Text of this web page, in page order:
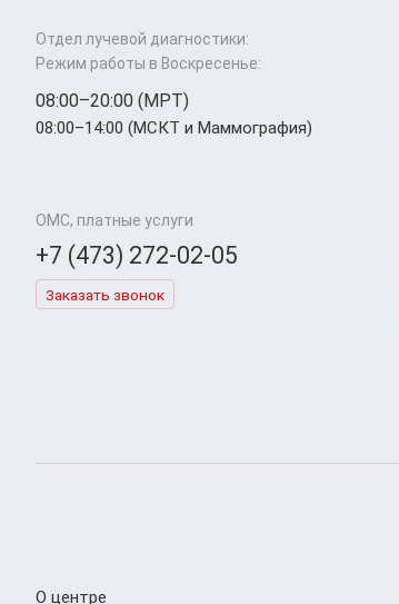
Отдел лучевой диагностики:
Режим работы в Воскресенье:
08:00–20:00 (МРТ)
08:00–14:00 (МСКТ и Маммография)
ОМС, платные услуги
+7 (473) 272-02-05
Заказать звонок
О центре